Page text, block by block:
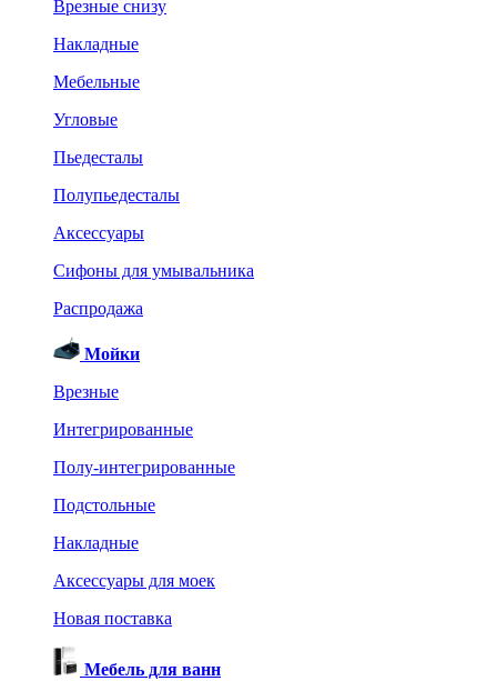
Врезные снизу
Накладные
Мебельные
Угловые
Пьедесталы
Полупьедесталы
Аксессуары
Сифоны для умывальника
Распродажа
Мойки
Врезные
Интегрированные
Полу-интегрированные
Подстольные
Накладные
Аксессуары для моек
Новая поставка
Мебель для ванн